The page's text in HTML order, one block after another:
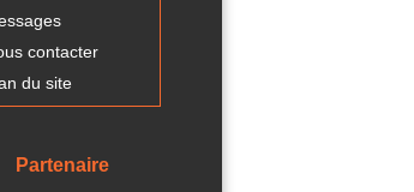
contacter
du site
Partenaire